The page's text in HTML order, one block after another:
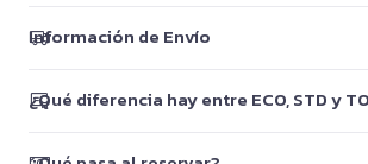
Información de Envío
¿Qué diferencia hay entre ECO, STD y